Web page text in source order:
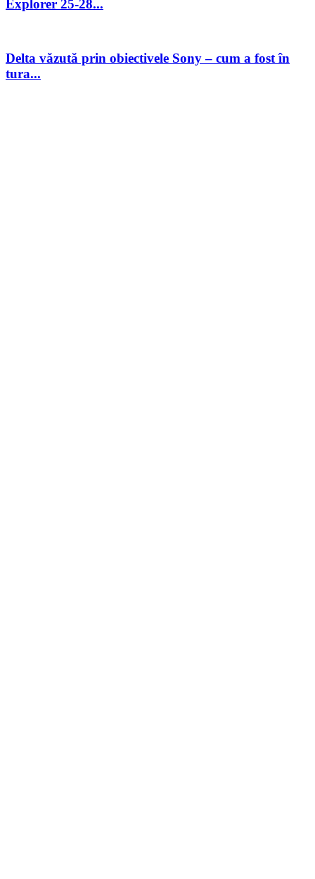
Explorer 25-28...
Delta văzută prin obiectivele Sony – cum a fost în
tura...